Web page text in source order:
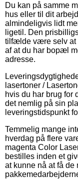
Du kan på samme
hus eller til dit
almindeligvis lidt
ligetil. Den
tilfælde være selv at
af at du har bopæl
adresse.
lasertoner /
hvis du har brug for
det nemlig på sin
leveringstidspunkt
Temmelig mange
hverdag på flere
magenta Color
bestilles inden et
at kunne nå at få de